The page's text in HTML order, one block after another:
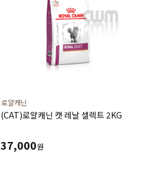
로얄캐닌
(CAT)로얄캐닌 캣 레날 셀렉트 2KG
37,000원